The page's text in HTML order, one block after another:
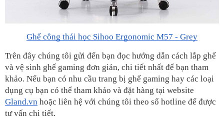
Ghế công thái học Sihoo Ergonomic M57 - Grey
Trên đây chúng tôi gửi đến bạn đọc hướng dẫn cách lắp ghế
và vệ sinh ghế gaming đơn giản, chi tiết nhất để bạn tham
khảo. Nếu bạn có nhu cầu trang bị ghế gaming hay các loại
Gland.vn hoặc liên hệ với chúng tôi theo số hotline để được
tư vấn chi tiết.